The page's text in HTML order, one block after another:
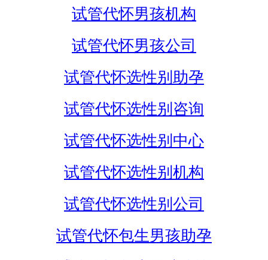
试管代怀男孩机构
试管代怀男孩公司
试管代怀选性别助孕
试管代怀选性别咨询
试管代怀选性别中心
试管代怀选性别机构
试管代怀选性别公司
试管代怀包生男孩助孕